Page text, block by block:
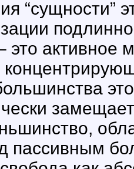
“сущности”
это активное
пассивным